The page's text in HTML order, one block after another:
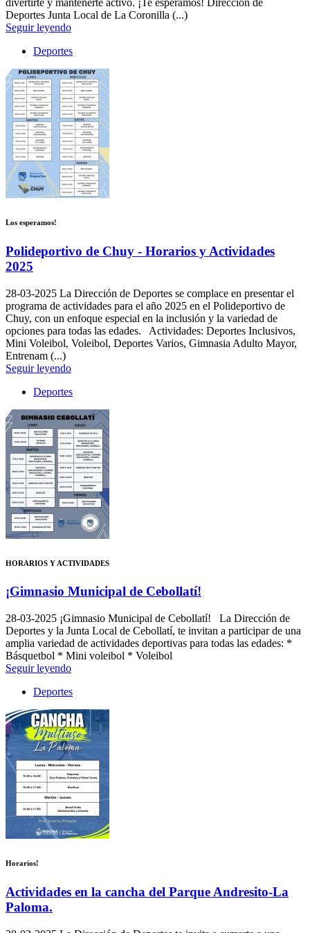
Deportes Junta Local de La Coronilla (...)
Seguir leyendo
Deportes
Los esperamos!
Polideportivo de Chuy - Horarios y Actividades
2025
28-03-2025 La Dirección de Deportes se complace en presentar el
programa de actividades para el año 2025 en el Polideportivo de
Chuy, con un enfoque especial en la inclusión y la variedad de
opciones para todas las edades. Actividades: Deportes Inclusivos,
Mini Voleibol, Voleibol, Deportes Varios, Gimnasia Adulto Mayor,
Entrenam (...)
Seguir leyendo
Deportes
HORARIOS Y ACTIVIDADES
¡Gimnasio Municipal de Cebollatí!
28-03-2025 ¡Gimnasio Municipal de Cebollatí! La Dirección de
Deportes y la Junta Local de Cebollatí, te invitan a participar de una
amplia variedad de actividades deportivas para todas las edades: *
Básquetbol * Mini voleibol * Voleibol
Seguir leyendo
Deportes
Horarios!
Actividades en la cancha del Parque Andresito-La
Paloma.